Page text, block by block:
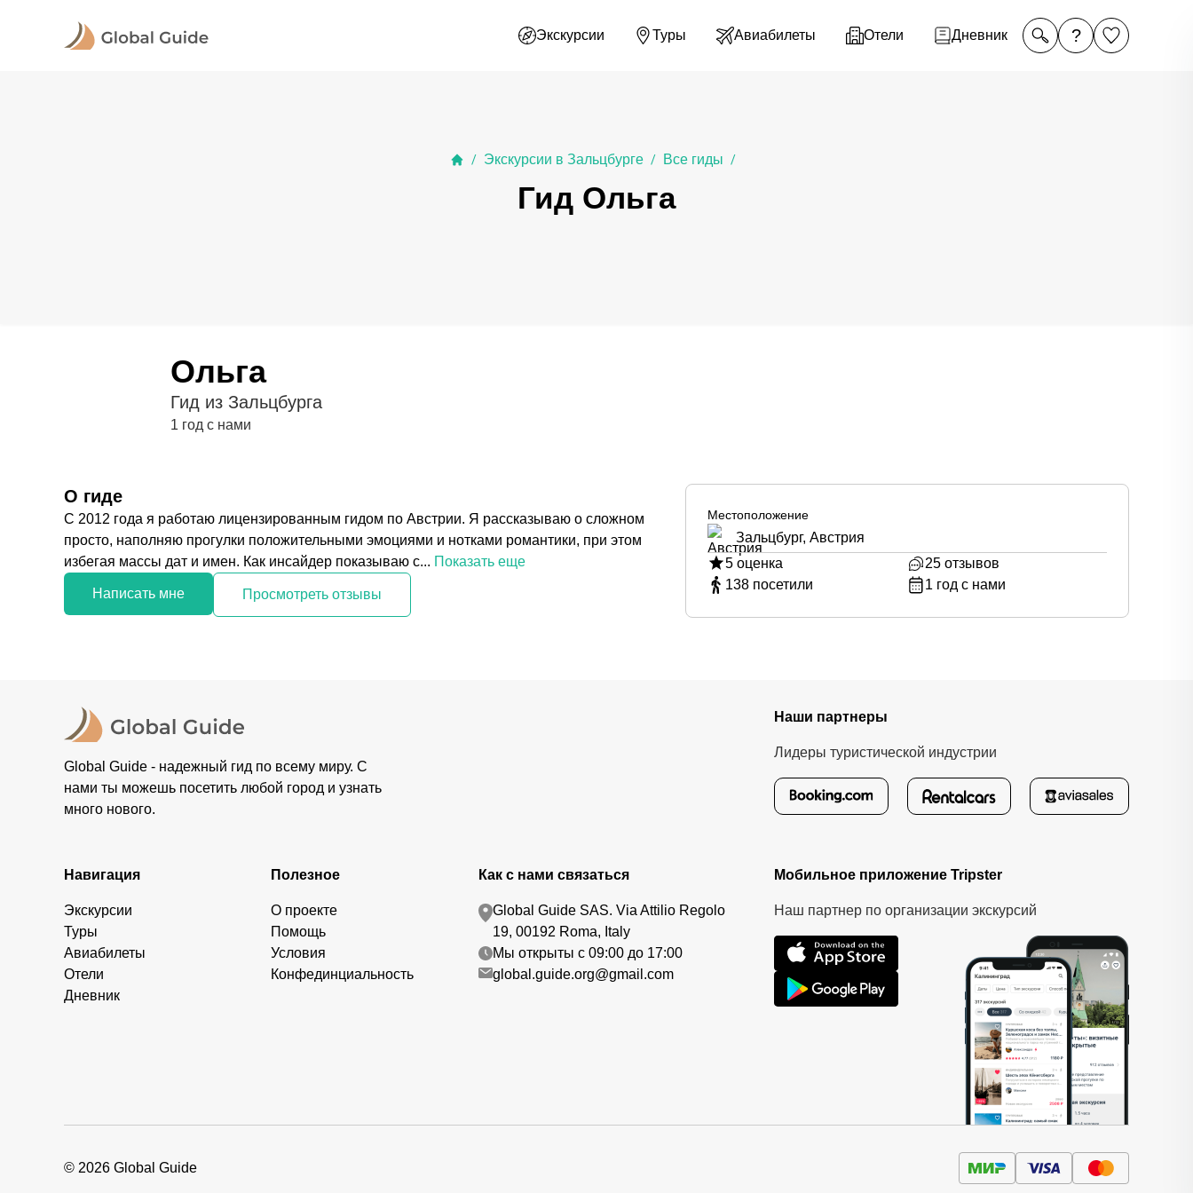
Экскурсии Туры Авиабилеты Отели Дневник ?
/ Экскурсии в Зальцбурге / Все гиды /
Гид Ольга
Ольга
Гид из Зальцбурга
1 год с нами
О гиде
С 2012 года я работаю лицензированным гидом по Австрии. Я рассказываю о сложном
просто, наполняю прогулки положительными эмоциями и нотками романтики, при этом
избегая массы дат и имен. Как инсайдер показываю с... Показать еще
Написать мне Просмотреть отзывы
Местоположение
Зальцбург, Австрия
5 оценка 25 отзывов
138 посетили 1 год с нами
Global Guide - надежный гид по всему миру. С
нами ты можешь посетить любой город и узнать
много нового.
Наши партнеры
Лидеры туристической индустрии
Навигация
Экскурсии
Туры
Авиабилеты
Отели
Дневник
Полезное
О проекте
Помощь
Условия
Конфединциальность
Как с нами связаться
Global Guide SAS. Via Attilio Regolo
19, 00192 Roma, Italy
Мы открыты с 09:00 до 17:00
global.guide.org@gmail.com
Мобильное приложение Tripster
Наш партнер по организации экскурсий
© 2026 Global Guide